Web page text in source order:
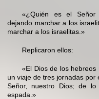
«¿Quién es el Señor
dejando marchar a los
marchar a los israelitas.»
Replicaron ellos:
«El Dios de los
un viaje de tres jornadas
Señor, nuestro Dios; de
espada.»